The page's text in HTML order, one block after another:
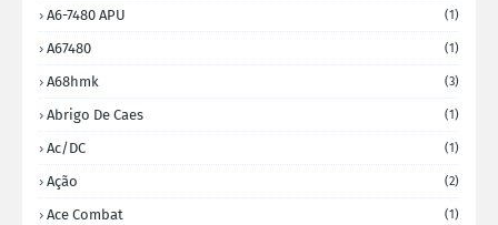
A6-7480 APU (1)
A67480 (1)
A68hmk (3)
Abrigo De Caes (1)
Ac/DC (1)
Ação (2)
Ace Combat (1)